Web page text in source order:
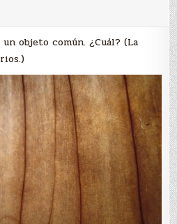
objeto común. ¿Cuál? (La